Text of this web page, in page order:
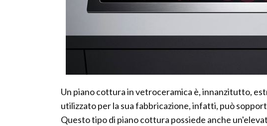
Un piano cottura in vetroceramica è, innanzitutto,
utilizzato per la sua fabbricazione, infatti, può
Questo tipo di piano cottura possiede anche